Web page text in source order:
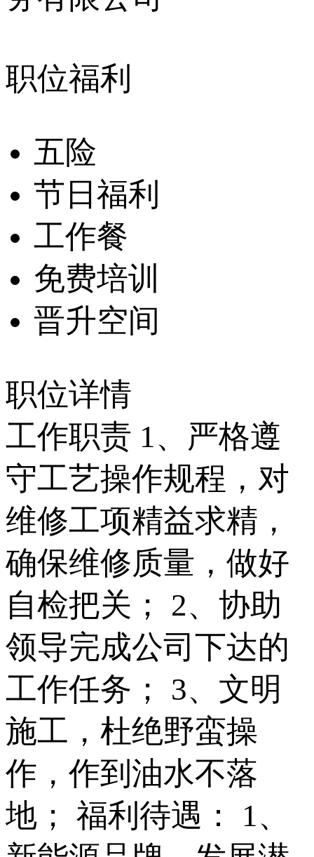
职位福利
五险
节日福利
工作餐
免费培训
晋升空间
职位详情
工作职责 1、严格遵
守工艺操作规程，对
维修工项精益求精，
确保维修质量，做好
自检把关； 2、协助
领导完成公司下达的
工作任务； 3、文明
施工，杜绝野蛮操
作，作到油水不落
地； 福利待遇： 1、